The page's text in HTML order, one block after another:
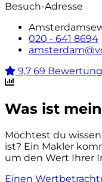
Besuch-Adresse
020 - 641 8694
9,7 69
Was ist
Möchtest du
ist? Ein Makler
um den Wert Ihrer
Einen